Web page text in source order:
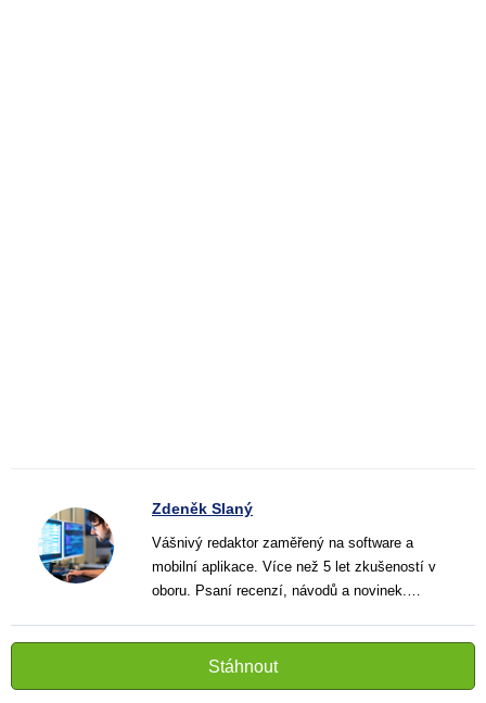
Zdeněk Slaný
Vášnivý redaktor zaměřený na software a
mobilní aplikace. Více než 5 let zkušeností v
oboru. Psaní recenzí, návodů a novinek.
pomáhají čtenářům lépe porozumět a využít
moderní technologie.
Stáhnout